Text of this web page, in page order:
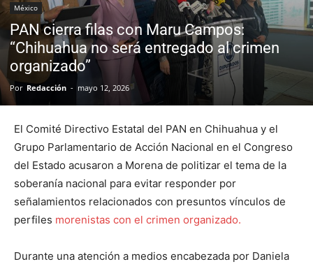
México
PAN cierra filas con Maru Campos:
“Chihuahua no será entregado al crimen
organizado”
Por Redacción - mayo 12, 2026
El Comité Directivo Estatal del PAN en Chihuahua y el
Grupo Parlamentario de Acción Nacional en el Congreso
del Estado acusaron a Morena de politizar el tema de la
soberanía nacional para evitar responder por
señalamientos relacionados con presuntos vínculos de
perfiles morenistas con el crimen organizado.
Durante una atención a medios encabezada por Daniela